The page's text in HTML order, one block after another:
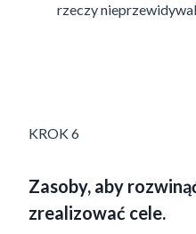
rzeczy
KROK 6
Zasoby, aby
zrealizować cele.